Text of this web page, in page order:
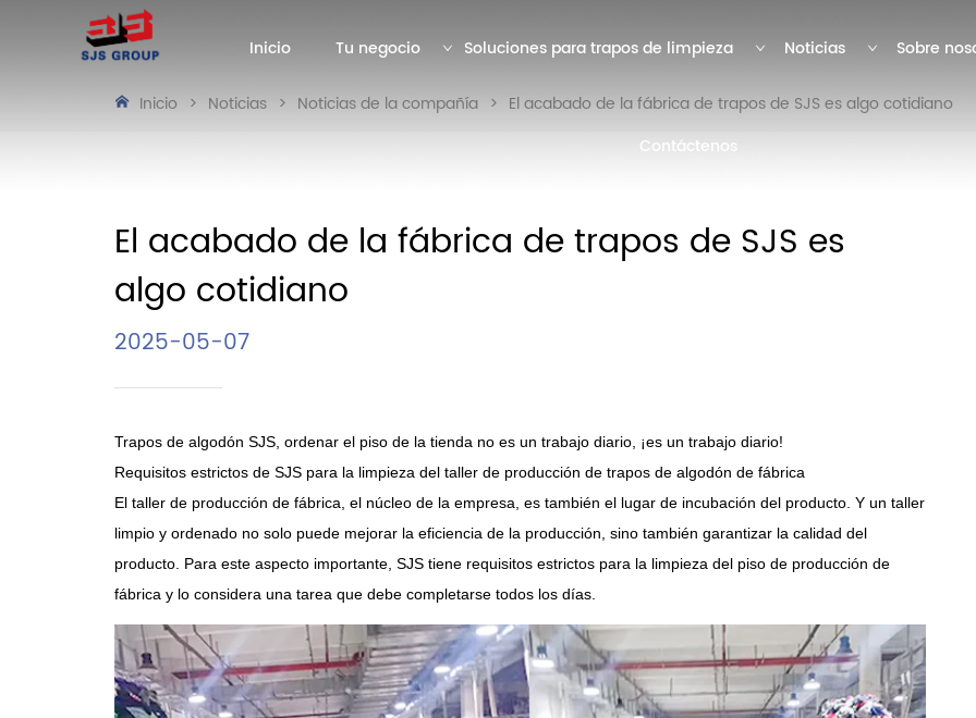
Inicio Tu negocio Soluciones para trapos de limpieza Noticias Sobre
Contáctenos
Inicio > Noticias > Noticias de la compañía > El acabado de la fábrica de trapos de SJS es algo cotidiano
El acabado de la fábrica de trapos de SJS es
algo cotidiano
2025-05-07